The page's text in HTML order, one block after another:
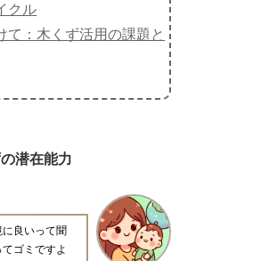
クル
て：木くず活用の課題と
潜在能力
良いって聞
ゴミですよ